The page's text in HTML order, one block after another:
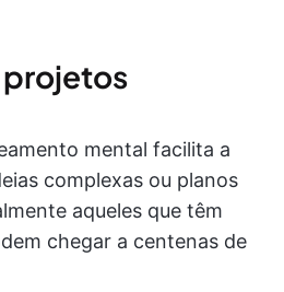
projetos
mental facilita a
complexas ou planos
aqueles que têm
chegar a centenas de